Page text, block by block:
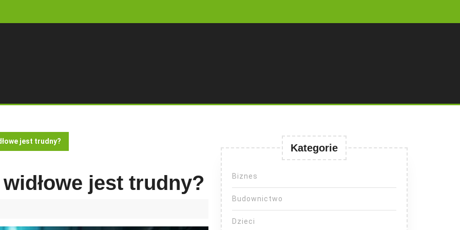
jest trudny?
jest trudny?
Kategorie
Biznes
Budownictwo
Dzieci